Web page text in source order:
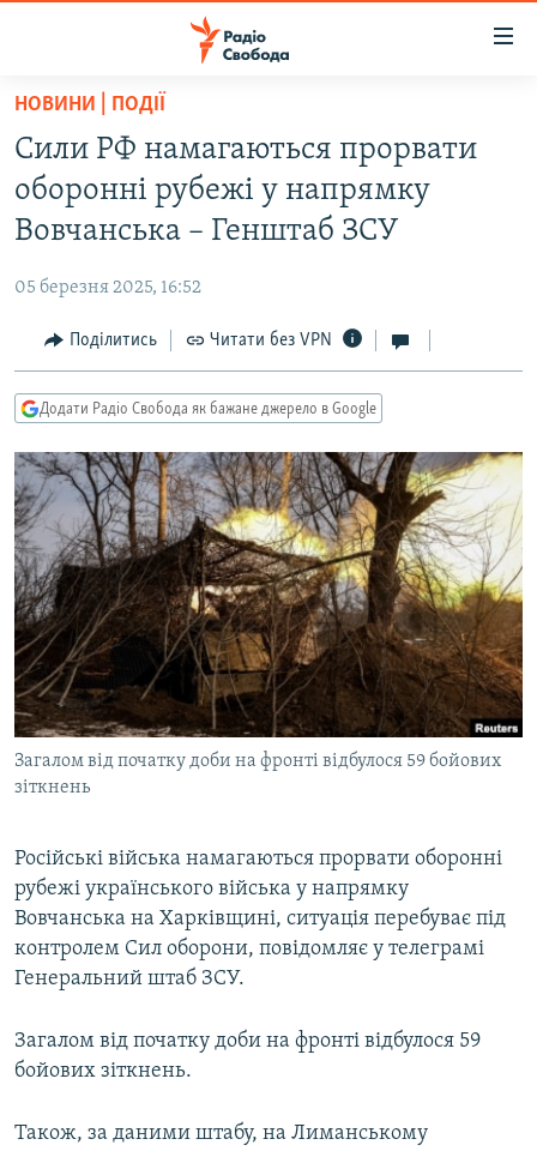
Перейти
основного
матеріалу
Перейти
до
основної
навігації
Перейти
до
пошуку
ВСЕ ЗА ДОБУ
СТАТТІ
ЕКОНОМІКА
СУСПІЛЬСТВО
УКРАЇНА
СВІТ
РОСІЙСЬКА «ФІЛЬТРАЦІЯ»
ДОНБАС.РЕАЛІЇ
ТИ ЯК?
СХЕМИ
КИТАЙ.ВИКЛИКИ
МУЛЬТИМЕДІА
ФОТО
СПЕЦПРОЄКТИ
ПОДКАСТИ
КРИМ РЕАЛІЇ
РУС
КТАТ
НОВИНИ | ПОДІЇ
Сили РФ намагаються прорвати
оборонні рубежі у напрямку
Вовчанська – Генштаб ЗСУ
05 березня 2025, 16:52
Поділитись Читати без VPN
Додати Радіо Свобода як бажане джерело в Google
Загалом від початку доби на фронті відбулося 59 бойових
зіткнень
Російські війська намагаються прорвати оборонні
рубежі українського війська у напрямку
Вовчанська на Харківщині, ситуація перебуває під
контролем Сил оборони, повідомляє у телеграмі
Генеральний штаб ЗСУ.
Загалом від початку доби на фронті відбулося 59
бойових зіткнень.
Також, за даними штабу, на Лиманському